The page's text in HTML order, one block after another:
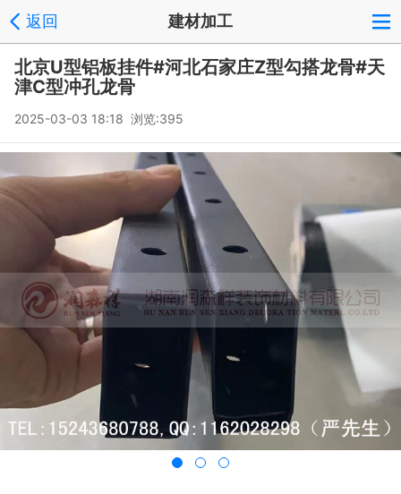
返回 建材加工
北京U型铝板挂件#河北石家庄Z型勾搭龙骨#天
津C型冲孔龙骨
2025-03-03 18:18 浏览:395